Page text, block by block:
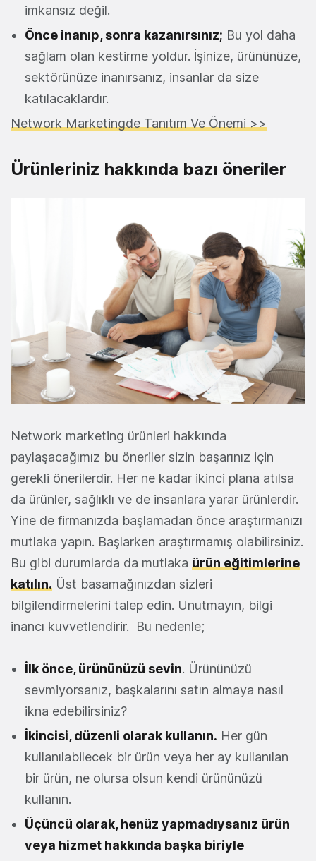
imkansız değil.
Önce inanıp, sonra kazanırsınız; Bu yol daha
sağlam olan kestirme yoldur. İşinize, ürününüze,
sektörünüze inanırsanız, insanlar da size
katılacaklardır.
Network Marketingde Tanıtım Ve Önemi >>
Ürünleriniz hakkında bazı öneriler
Network marketing ürünleri hakkında
paylaşacağımız bu öneriler sizin başarınız için
gerekli önerilerdir. Her ne kadar ikinci plana atılsa
da ürünler, sağlıklı ve de insanlara yarar ürünlerdir.
Yine de firmanızda başlamadan önce araştırmanızı
mutlaka yapın. Başlarken araştırmamış olabilirsiniz.
Bu gibi durumlarda da mutlaka ürün eğitimlerine
katılın. Üst basamağınızdan sizleri
bilgilendirmelerini talep edin. Unutmayın, bilgi
inancı kuvvetlendirir. Bu nedenle;
İlk önce, ürününüzü sevin. Ürününüzü
sevmiyorsanız, başkalarını satın almaya nasıl
ikna edebilirsiniz?
İkincisi, düzenli olarak kullanın. Her gün
kullanılabilecek bir ürün veya her ay kullanılan
bir ürün, ne olursa olsun kendi ürününüzü
kullanın.
Üçüncü olarak, henüz yapmadıysanız ürün
veya hizmet hakkında başka biriyle